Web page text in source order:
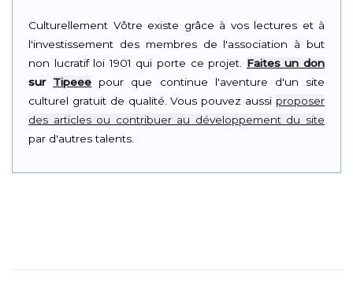
Culturellement Vôtre existe grâce à vos lectures et à
l'investissement des membres de l'association à but
non lucratif loi 1901 qui porte ce projet. Faites un don
sur Tipeee pour que continue l'aventure d'un site
culturel gratuit de qualité. Vous pouvez aussi proposer
des articles ou contribuer au développement du site
par d'autres talents.